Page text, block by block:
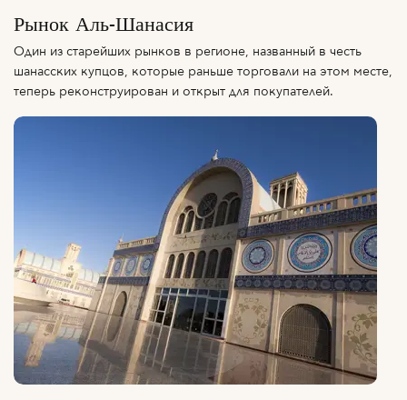
Рынок Аль-Шанасия
Один из старейших рынков в регионе, названный в честь
шанасских купцов, которые раньше торговали на этом месте,
теперь реконструирован и открыт для покупателей.